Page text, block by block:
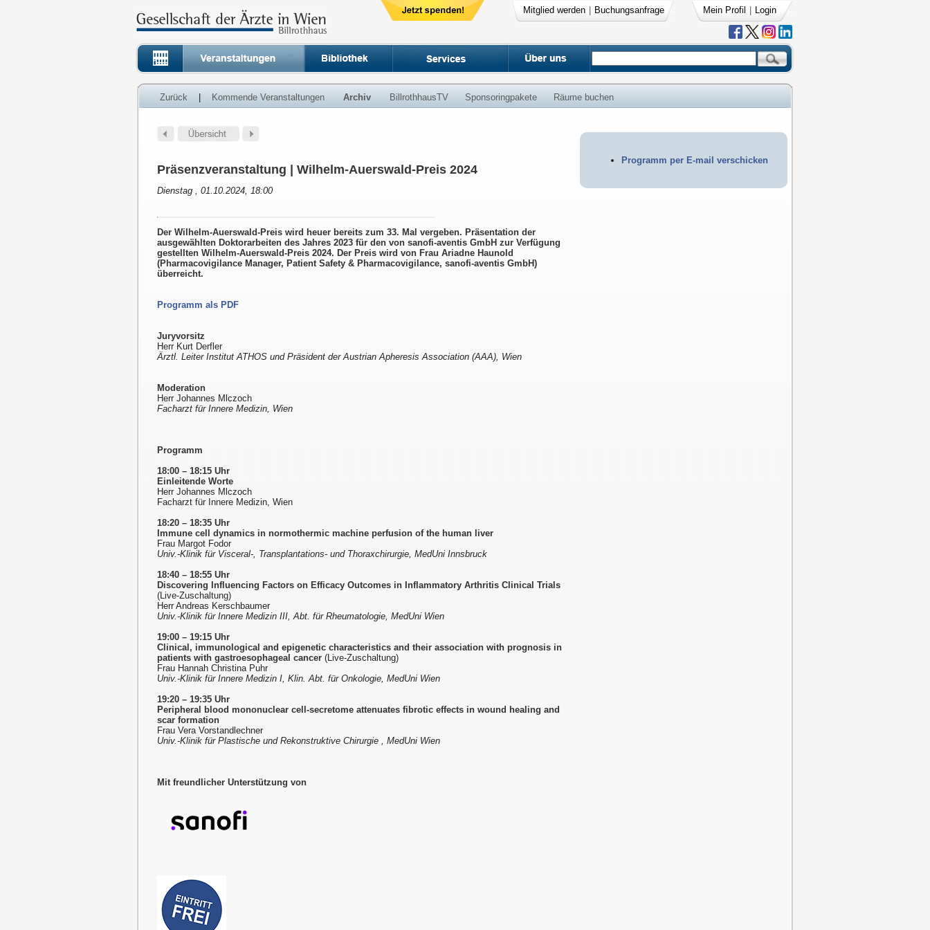
Mitglied werden Buchungsanfrage Mein Profil Login
Zurück Kommende Veranstaltungen Archiv BillrothhausTV Sponsoringpakete Räume buchen
Programm per E-mail verschicken
Präsenzveranstaltung | Wilhelm-Auerswald-Preis 2024
Dienstag , 01.10.2024, 18:00
Der Wilhelm-Auerswald-Preis wird heuer bereits zum 33. Mal vergeben. Präsentation der
ausgewählten Doktorarbeiten des Jahres 2023 für den von sanofi-aventis GmbH zur Verfügung
gestellten Wilhelm-Auerswald-Preis 2024. Der Preis wird von Frau Ariadne Haunold
(Pharmacovigilance Manager, Patient Safety & Pharmacovigilance, sanofi-aventis GmbH)
überreicht.
Programm als PDF
Juryvorsitz
Herr Kurt Derfler
Ärztl. Leiter Institut ATHOS und Präsident der Austrian Apheresis Association (AAA), Wien
Moderation
Herr Johannes Mlczoch
Facharzt für Innere Medizin, Wien
Programm
18:00 – 18:15 Uhr
Einleitende Worte
Herr Johannes Mlczoch
Facharzt für Innere Medizin, Wien
18:20 – 18:35 Uhr
Immune cell dynamics in normothermic machine perfusion of the human liver
Frau Margot Fodor
Univ.-Klinik für Visceral-, Transplantations- und Thoraxchirurgie, MedUni Innsbruck
18:40 – 18:55 Uhr
Discovering Influencing Factors on Efficacy Outcomes in Inflammatory Arthritis Clinical Trials
(Live-Zuschaltung)
Herr Andreas Kerschbaumer
Univ.-Klinik für Innere Medizin III, Abt. für Rheumatologie, MedUni Wien
19:00 – 19:15 Uhr
Clinical, immunological and epigenetic characteristics and their association with prognosis in
patients with gastroesophageal cancer (Live-Zuschaltung)
Frau Hannah Christina Puhr
Univ.-Klinik für Innere Medizin I, Klin. Abt. für Onkologie, MedUni Wien
19:20 – 19:35 Uhr
Peripheral blood mononuclear cell-secretome attenuates fibrotic effects in wound healing and
scar formation
Frau Vera Vorstandlechner
Univ.-Klinik für Plastische und Rekonstruktive Chirurgie , MedUni Wien
Mit freundlicher Unterstützung von